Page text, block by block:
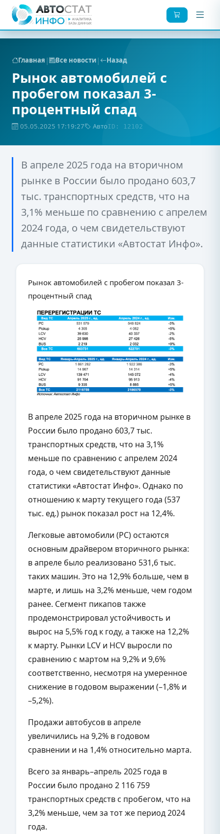
Главная | Все новости| Назад
Рынок автомобилей с
пробегом показал 3-
процентный спад
05.05.2025 17:19:27 АвтоID: 12102
В апреле 2025 года на вторичном
рынке в России было продано 603,7
тыс. транспортных средств, что на
3,1% меньше по сравнению с апрелем
2024 года, о чем свидетельствуют
данные статистики «Автостат Инфо».
Рынок автомобилей с пробегом показал 3-
процентный спад
В апреле 2025 года на вторичном рынке в
России было продано 603,7 тыс.
транспортных средств, что на 3,1%
меньше по сравнению с апрелем 2024
года, о чем свидетельствуют данные
статистики «Автостат Инфо». Однако по
отношению к марту текущего года (537
тыс. ед.) рынок показал рост на 12,4%.
Легковые автомобили (PC) остаются
основным драйвером вторичного рынка:
в апреле было реализовано 531,6 тыс.
таких машин. Это на 12,9% больше, чем в
марте, и лишь на 3,2% меньше, чем годом
ранее. Сегмент пикапов также
продемонстрировал устойчивость и
вырос на 5,5% год к году, а также на 12,2%
к марту. Рынки LCV и HCV выросли по
сравнению с мартом на 9,2% и 9,6%
соответственно, несмотря на умеренное
снижение в годовом выражении (–1,8% и
–5,2%).
Продажи автобусов в апреле
увеличились на 9,2% в годовом
сравнении и на 1,4% относительно марта.
Всего за январь–апрель 2025 года в
России было продано 2 116 759
транспортных средств с пробегом, что на
3,2% меньше, чем за тот же период 2024
года.